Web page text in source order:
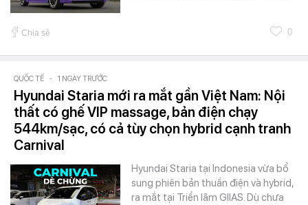
Chia sẻ 0
QUỐC TẾ - 1 NGÀY TRƯỚC
Hyundai Staria mới ra mắt gần Việt Nam: Nội
thất có ghế VIP massage, bản điện chạy
544km/sạc, có cả tùy chọn hybrid cạnh tranh
Carnival
Hyundai Staria tại Indonesia vừa bổ
sung phiên bản thuần điện và hybrid,
ra mắt tại Triển lãm GIIAS. Dù chưa